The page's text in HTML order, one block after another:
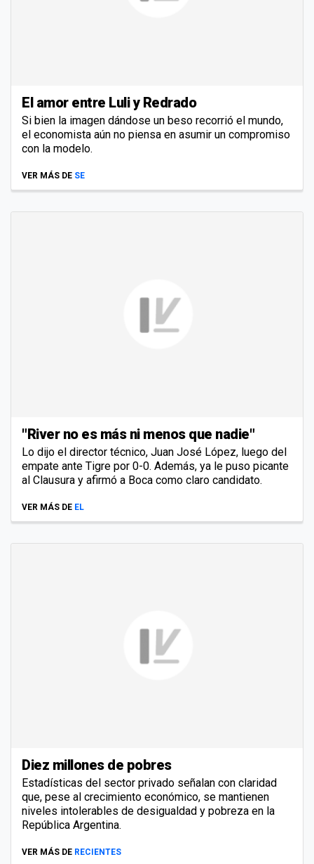
El amor entre Luli y Redrado
Si bien la imagen dándose un beso recorrió el mundo,
el economista aún no piensa en asumir un compromiso
con la modelo.
VER MÁS DE SE
"River no es más ni menos que nadie"
Lo dijo el director técnico, Juan José López, luego del
empate ante Tigre por 0-0. Además, ya le puso picante
al Clausura y afirmó a Boca como claro candidato.
VER MÁS DE EL
Diez millones de pobres
Estadísticas del sector privado señalan con claridad
que, pese al crecimiento económico, se mantienen
niveles intolerables de desigualdad y pobreza en la
República Argentina.
VER MÁS DE RECIENTES